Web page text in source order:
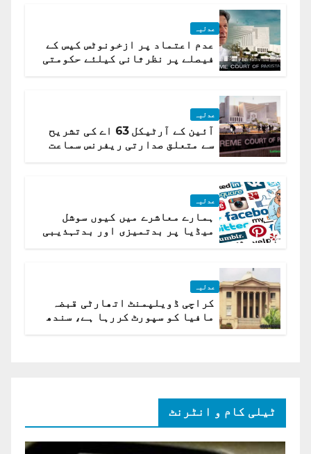
عدلیہ
عدم اعتماد پر ازخونوٹس کیس کے
فیصلے پر نظرثانی کیلئے حکومتی
عدلیہ
آئین کے آرٹیکل 63 اے کی تشریح
سے متعلق صدارتی ریفرنس سماعت
عدلیہ
ہمارے معاشرے میں کیوں سوشل
میڈیا پر بدتمیزی اور بدتہذیبی
عدلیہ
کراچی ڈویلپمنٹ اتھارٹی قبضہ
مافیا کو سپورٹ کررہا ہے، سندھ
ٹیلی کام و انٹرنٹ